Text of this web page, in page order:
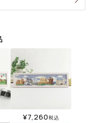
¥7,260税込